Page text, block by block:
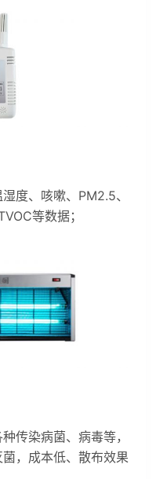
度、咳嗽、PM2.5、
等数据；
传染病菌、病毒等，
，成本低、散布效果